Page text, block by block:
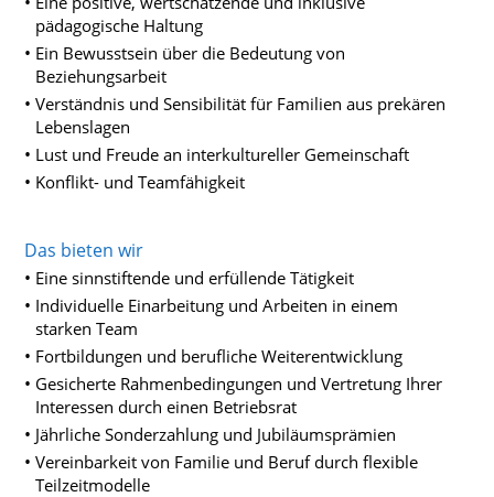
pädagogische Haltung
Ein Bewusstsein über die Bedeutung von
Beziehungsarbeit
Verständnis und Sensibilität für Familien aus prekären
Lebenslagen
Lust und Freude an interkultureller Gemeinschaft
Konflikt- und Teamfähigkeit
Das bieten wir
Eine sinnstiftende und erfüllende Tätigkeit
Individuelle Einarbeitung und Arbeiten in einem
starken Team
Fortbildungen und berufliche Weiterentwicklung
Gesicherte Rahmenbedingungen und Vertretung Ihrer
Interessen durch einen Betriebsrat
Jährliche Sonderzahlung und Jubiläumsprämien
Vereinbarkeit von Familie und Beruf durch flexible
Teilzeitmodelle